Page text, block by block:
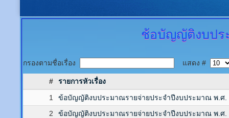
ช้อบัญญัติงบปร
กรองตามชื่อเรื่อง แสดง #
#
รายการหัวเรื่อง
1
ข้อบัญญัติงบประมาณรายจ่ายประจำปีงบประมาณ พ.ศ.
2
ข้อบัญญัติงบประมาณรายจ่ายประจำปีงบประมาณ พ.ศ.